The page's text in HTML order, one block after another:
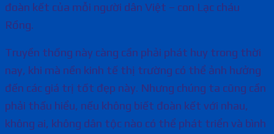
đoàn kết của mỗi người dân Việt – con Lạc cháu
Rồng.
Truyền thống này càng cần phải phát huy trong thời
nay, khi mà nền kinh tế thị trường có thể ảnh hưởng
đến các giá trị tốt đẹp này. Nhưng chúng ta cũng cần
phải thấu hiểu, nếu không biết đoàn kết với nhau,
không ai, không dân tộc nào có thể phát triển và bình